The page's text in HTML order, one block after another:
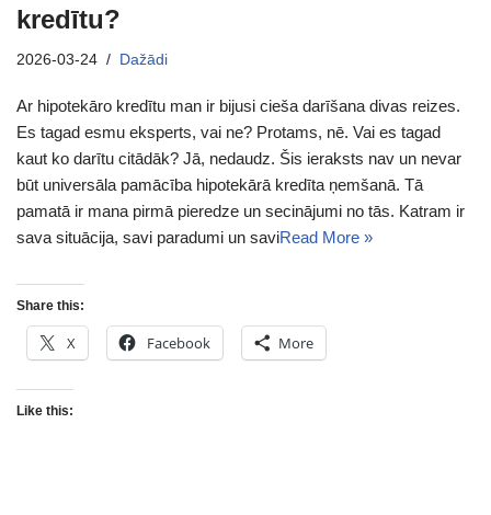
kredītu?
2026-03-24 Dažādi
Ar hipotekāro kredītu man ir bijusi cieša darīšana divas reizes.
Es tagad esmu eksperts, vai ne? Protams, nē. Vai es tagad
kaut ko darītu citādāk? Jā, nedaudz. Šis ieraksts nav un nevar
būt universāla pamācība hipotekārā kredīta ņemšanā. Tā
pamatā ir mana pirmā pieredze un secinājumi no tās. Katram ir
sava situācija, savi paradumi un saviRead More »
Share this:
X Facebook More
Like this: